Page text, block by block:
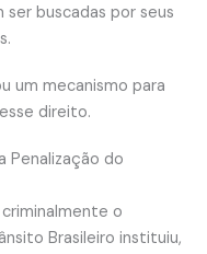
buscadas por seus
um mecanismo para
direito.
Penalização do
o
Brasileiro instituiu,